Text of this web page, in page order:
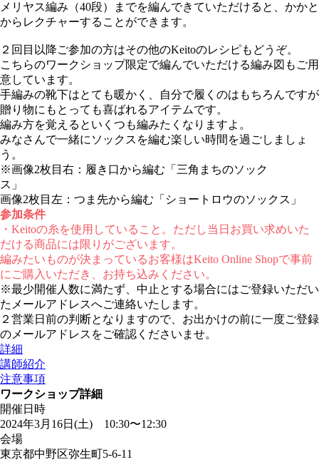
メリヤス編み（40段）までを編んできていただけると、かかと
からレクチャーすることができます。
２回目以降ご参加の方はその他のKeitoのレシピもどうぞ。
こちらのワークショップ限定で編んでいただける編み図もご用
意しています。
手編みの靴下はとても暖かく、自分で履くのはもちろんですが
贈り物にもとっても喜ばれるアイテムです。
編み方を覚えるといくつも編みたくなりますよ。
みなさんで一緒にソックスを編む楽しい時間を過ごしましょ
う。
※画像2枚目右：履き口から編む「三角まちのソック
画像2枚目左：つま先から編む「ショートロウのソックス」
参加条件
・Keitoの糸を使用していること。ただし当日お買い求めいた
だける商品には限りがございます。
編みたいものが決まっているお客様はKeito Online Shopで事前
にご購入いただき、お持ち込みください。
※最少開催人数に満たず、中止とする場合にはご登録いただい
たメールアドレスへご連絡いたします。
２営業日前の判断となりますので、お出かけの前に一度ご登録
のメールアドレスをご確認くださいませ。
詳細
講師紹介
注意事項
ワークショップ詳細
開催日時
2024年3月16日(土) 10:30〜12:30
会場
東京都中野区弥生町5-6-11